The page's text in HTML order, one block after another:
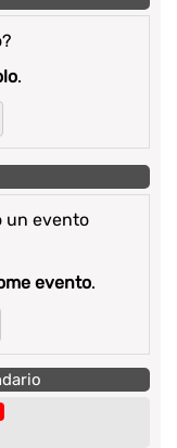
.
un evento
evento.